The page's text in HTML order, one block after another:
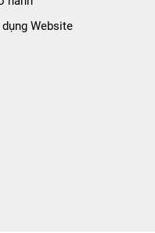
Website